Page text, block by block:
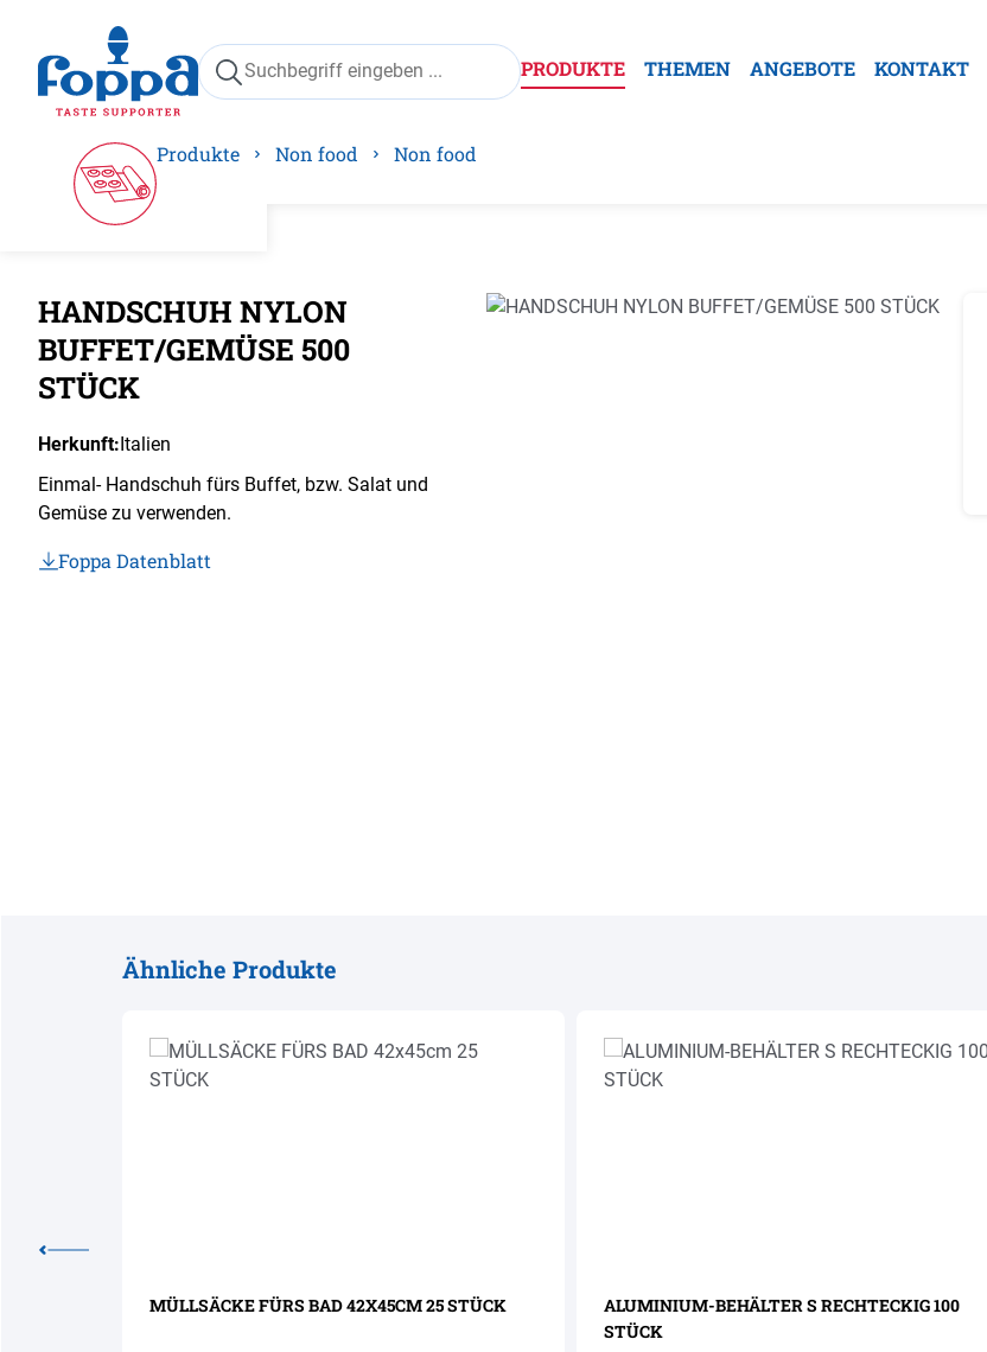
Zur Hauptnavigation springen
PRODUKTE THEMEN ANGEBOTE KONTAKT
Produkte Non food Non food
HANDSCHUH NYLON
BUFFET/GEMÜSE 500
STÜCK
Herkunft:Italien
Einmal- Handschuh fürs Buffet, bzw. Salat und
Gemüse zu verwenden.
Foppa Datenblatt
Bildergalerie überspringen
Ähnliche Produkte
MÜLLSÄCKE FÜRS BAD 42X45CM 25 STÜCK
ALUMINIUM-BEHÄLTER S RECHTECKIG 100
STÜCK